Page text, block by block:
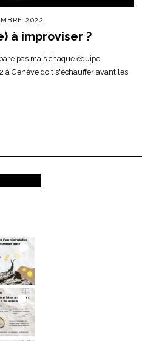
2022
à improviser ?
pas mais chaque équipe
à Genève doit s'échauffer avant les